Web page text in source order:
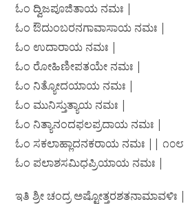
ಓಂ ದ್ವಿಜಪೂಜಿತಾಯ ನಮಃ |
ಓಂ ಔದುಂಬರನಗಾವಾಸಾಯ ನಮಃ |
ಓಂ ಉದಾರಾಯ ನಮಃ |
ಓಂ ರೋಹಿಣೀಪತಯೇ ನಮಃ |
ಓಂ ನಿತ್ಯೋದಯಾಯ ನಮಃ |
ಓಂ ಮುನಿಸ್ತುತ್ಯಾಯ ನಮಃ |
ಓಂ ನಿತ್ಯಾನಂದಫಲಪ್ರದಾಯ ನಮಃ |
ಓಂ ಸಕಲಾಹ್ಲಾದನಕರಾಯ ನಮಃ || ೧೦೮
ಓಂ ಪಲಾಶಸಮಿಧಪ್ರಿಯಾಯ ನಮಃ |
ಇತಿ ಶ್ರೀ ಚಂದ್ರ ಅಷ್ಟೋತ್ತರಶತನಾಮಾವಳಿಃ